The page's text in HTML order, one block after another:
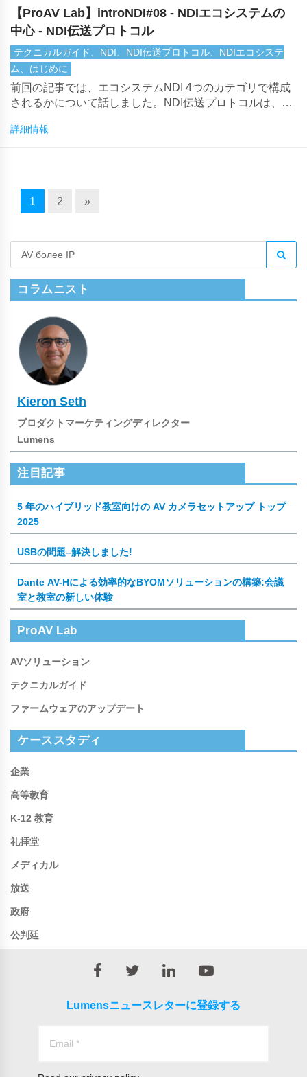
【ProAV Lab】introNDI#08 - NDIエコシステムの
中心 - NDI伝送プロトコル
テクニカルガイド、NDI、NDI伝送プロトコル、NDIエコシステ
ム、はじめに
前回の記事では、エコシステムNDI 4つのカテゴリで構成
されるかについて話しました。NDI伝送プロトコルは、エ
は、NDIがIP経由でビデオを送信する方法について説明し
詳細情報
1 2 »
コラムニスト
Kieron Seth
プロダクトマーケティングディレクター
Lumens
注目記事
5 年のハイブリッド教室向けの AV カメラセットアップ トップ
2025
USBの問題–解決しました!
Dante AV-Hによる効率的なBYOMソリューションの構築:会議
室と教室の新しい体験
ProAV Lab
AVソリューション
テクニカルガイド
ファームウェアのアップデート
ケーススタディ
企業
高等教育
K-12 教育
礼拝堂
メディカル
放送
政府
公判廷
Lumensニュースレターに登録する